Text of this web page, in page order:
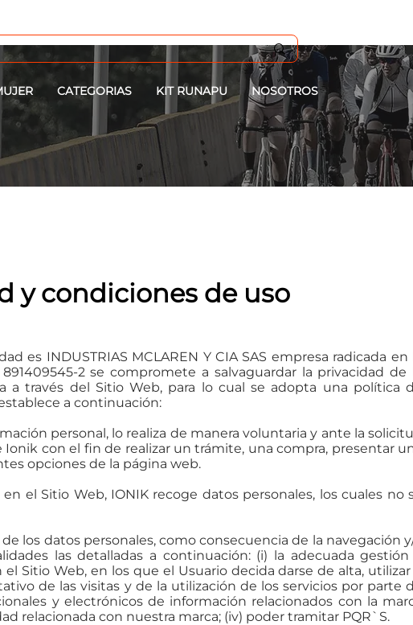
CATEGORIAS KIT RUNAPU NOSOTROS
y condiciones de uso
es INDUSTRIAS MCLAREN Y CIA SAS empresa radicada en
2 se compromete a salvaguardar la privacidad de
a través del Sitio Web, para lo cual se adopta una política
a continuación:
personal, lo realiza de manera voluntaria y ante la
con el fin de realizar un trámite, una compra, presentar
opciones de la página web.
el Sitio Web, IONIK recoge datos personales, los cuales no
los datos personales, como consecuencia de la navegación
las detalladas a continuación: (i) la adecuada
Sitio Web, en los que el Usuario decida darse de alta,
de las visitas y de la utilización de los servicios por parte
y electrónicos de información relacionados con la
relacionada con nuestra marca; (iv) poder tramitar PQR`S.